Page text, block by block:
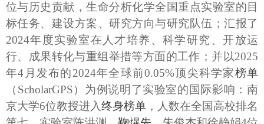
位与历史贡献，生命分析化学全国重点实验室的目
标任务、建设方案、研究方向与研究队伍；汇报了
2024年度实验室在人才培养、科学研究、开放运
行、成果转化与重组举措等方面的工作；并以2025
年4 月发布的2024年全球前0.05%顶尖科学家榜单
（ ScholarGPS）为例说明了实验室的国际影响：南
京大学6位教授进入终身榜单 ，人数在全国高校排名